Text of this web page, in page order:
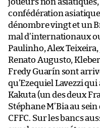
confédération
dénombre vingt et un
mal d’internationaux
Paulinho, Alex Teixeira,
Renato Augusto,
Fredy Guarín sont
qu’Ezequiel Lavezzi
Kakuta (un des deux
Stéphane M’Bia au
CFFC. Sur les bancs